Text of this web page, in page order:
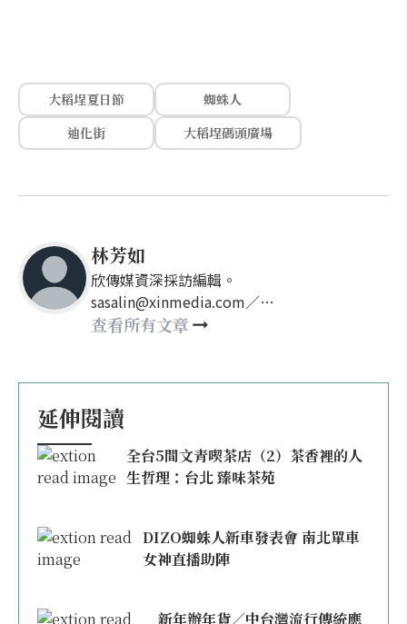
大稻埕夏日節
蜘蛛人
迪化街
大稻埕碼頭廣場
林芳如
欣傳媒資深採訪編輯。
sasalin@xinmedia.com／
happy21917@gmail.com
查看所有文章
延伸閱讀
全台5間文青喫茶店（2）茶香裡的人
生哲理：台北 臻味茶苑
DIZO蜘蛛人新車發表會 南北單車
女神直播助陣
新年辦年貨／中台灣流行傳統應